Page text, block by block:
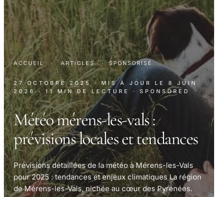
ACCUEIL · ARTICLES · SPONSORISÉ
27 OCTOBRE 2025 · MIS À JOUR LE 8 JUIN
2026 · 11 MIN DE LECTURE · SPONSORED
Météo mérens-les-vals :
prévisions locales et tendances
Prévisions détaillées de la météo à Mérens-les-Vals
pour 2025 : tendances et enjeux climatiques La région
de Mérens-les-Vals, nichée au cœur des Pyrénées.